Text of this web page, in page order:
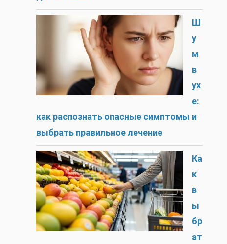
Ш
у
м
в
ух
е:
как распознать опасные симптомы и
выбрать правильное лечение
Ка
к
в
ы
бр
ат